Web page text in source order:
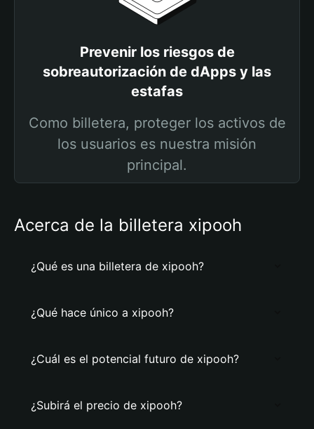
Prevenir los riesgos de
sobreautorización de dApps y las
estafas
Como billetera, proteger los activos de
los usuarios es nuestra misión
principal.
Acerca de la billetera xipooh
¿Qué es una billetera de xipooh?
¿Qué hace único a xipooh?
¿Cuál es el potencial futuro de xipooh?
¿Subirá el precio de xipooh?